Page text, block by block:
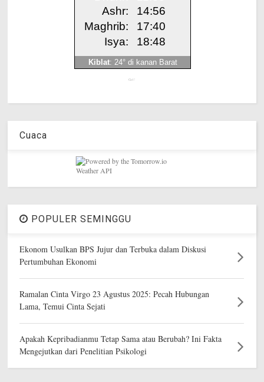
Get!
Cuaca
POPULER SEMINGGU
Ekonom Usulkan BPS Jujur dan Terbuka dalam Diskusi
Pertumbuhan Ekonomi
Ramalan Cinta Virgo 23 Agustus 2025: Pecah Hubungan
Lama, Temui Cinta Sejati
Apakah Kepribadianmu Tetap Sama atau Berubah? Ini Fakta
Mengejutkan dari Penelitian Psikologi